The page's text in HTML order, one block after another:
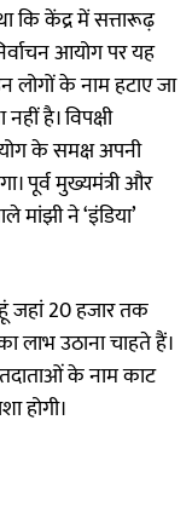
कि केंद्र में सत्तारूढ़
आयोग पर यह
के नाम हटाए जा
है। विपक्षी
के समक्ष अपनी
पूर्व मुख्यमंत्री और
मांझी ने ‘इंडिया’
जहां 20 हजार तक
लाभ उठाना चाहते हैं।
के नाम काट
होगी।